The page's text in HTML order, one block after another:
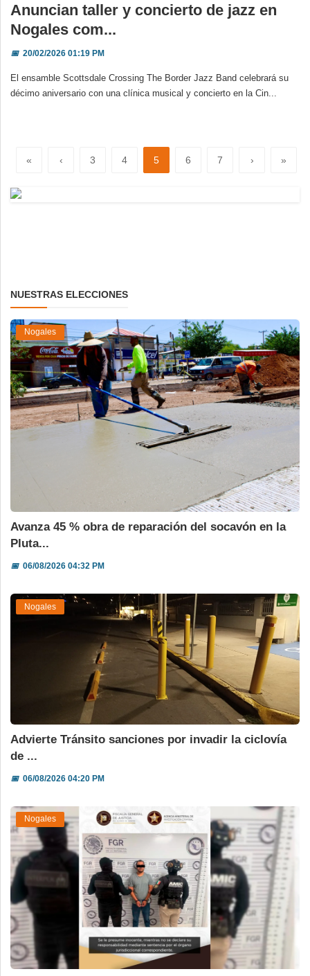
Anuncian taller y concierto de jazz en
Nogales com...
📅20/02/2026 01:19 PM
El ensamble Scottsdale Crossing The Border Jazz Band celebrará su
décimo aniversario con una clínica musical y concierto en la Cin...
« ‹ 3 4 5 6 7 › »
NUESTRAS ELECCIONES
Nogales
Avanza 45 % obra de reparación del socavón en la
Pluta...
📅06/08/2026 04:32 PM
Nogales
Advierte Tránsito sanciones por invadir la ciclovía
de ...
📅06/08/2026 04:20 PM
Nogales